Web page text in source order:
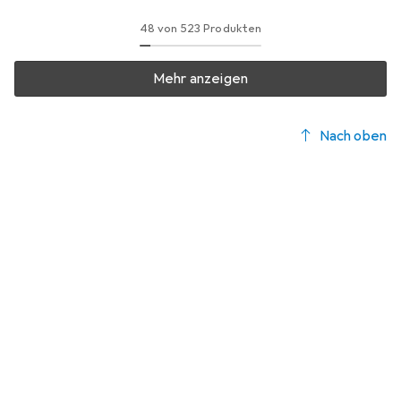
48 von 523 Produkten
Mehr anzeigen
Nach oben